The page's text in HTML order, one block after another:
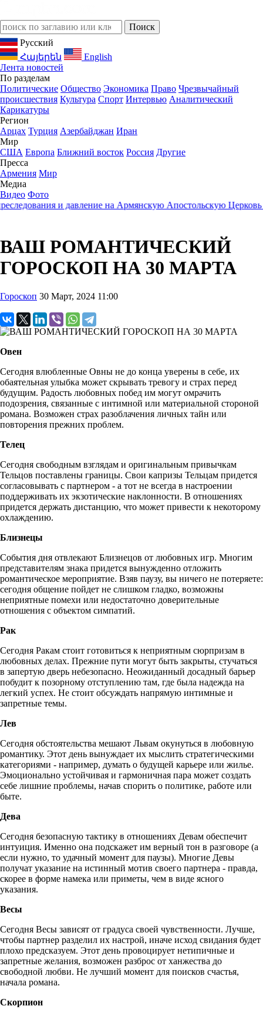
Русский
Հայերեն
English
Лента новостей
По разделам
Политические Общество Экономика Право Чрезвычайный
происшествия Культура Спорт Интервью Аналитический
Карикатуры
Регион
Арцах Турция Азербайджан Иран
Мир
США Европа Ближний восток Россия Другие
Пресса
Армения Мир
Медиа
Видео Фото
и давление на Армянскую Апостольскую Церковь
ВАШ РОМАНТИЧЕСКИЙ
ГОРОСКОП НА 30 МАРТА
Гороскоп 30 Март, 2024 11:00
Овен
Сегодня влюбленные Овны не до конца уверены в себе, их
обаятельная улыбка может скрывать тревогу и страх перед
будущим. Радость любовных побед им могут омрачить
подозрения, связанные с интимной или материальной стороной
романа. Возможен страх разоблачения личных тайн или
повторения прежних проблем.
Телец
Сегодня свободным взглядам и оригинальным привычкам
Тельцов поставлены границы. Свои капризы Тельцам придется
согласовывать с партнером - а тот не всегда в настроении
поддерживать их экзотические наклонности. В отношениях
придется держать дистанцию, что может привести к некоторому
охлаждению.
Близнецы
События дня отвлекают Близнецов от любовных игр. Многим
представителям знака придется вынужденно отложить
романтическое мероприятие. Взяв паузу, вы ничего не потеряете:
сегодня общение пойдет не слишком гладко, возможны
неприятные помехи или недостаточно доверительные
отношения с объектом симпатий.
Рак
Сегодня Ракам стоит готовиться к неприятным сюрпризам в
любовных делах. Прежние пути могут быть закрыты, стучаться
в запертую дверь небезопасно. Неожиданный досадный барьер
побудит к позорному отступлению там, где была надежда на
легкий успех. Не стоит обсуждать напрямую интимные и
запретные темы.
Лев
Сегодня обстоятельства мешают Львам окунуться в любовную
романтику. Этот день вынуждает их мыслить стратегическими
категориями - например, думать о будущей карьере или жилье.
Эмоционально устойчивая и гармоничная пара может создать
себе лишние проблемы, начав спорить о политике, работе или
быте.
Дева
Сегодня безопасную тактику в отношениях Девам обеспечит
интуиция. Именно она подскажет им верный тон в разговоре (а
если нужно, то удачный момент для паузы). Многие Девы
получат указание на истинный мотив своего партнера - правда,
скорее в форме намека или приметы, чем в виде ясного
указания.
Весы
Сегодня Весы зависят от градуса своей чувственности. Лучше,
чтобы партнер разделил их настрой, иначе исход свидания будет
плохо предсказуем. Этот день провоцирует нетипичные и
запретные желания, возможен разброс от ханжества до
свободной любви. Не лучший момент для поисков счастья,
начала романа.
Скорпион